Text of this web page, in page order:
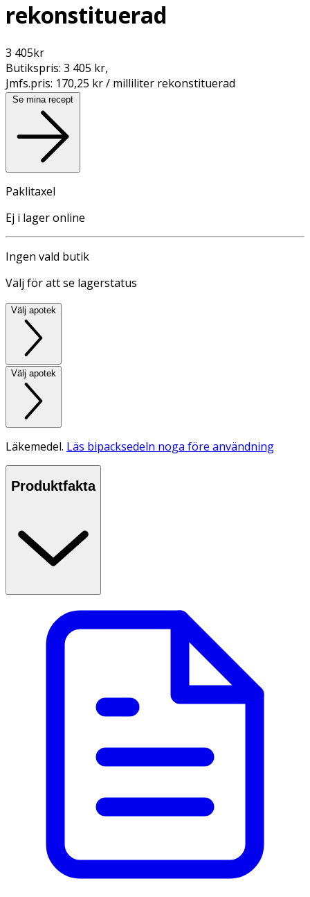
rekonstituerad
3 405kr
Butikspris: 3 405 kr,
Jmfs.pris: 170,25 kr / milliliter rekonstituerad
Se mina recept
Paklitaxel
Ej i lager online
Ingen vald butik
Välj för att se lagerstatus
Välj apotek
Välj apotek
Läkemedel. Läs bipacksedeln noga före användning
Produktfakta